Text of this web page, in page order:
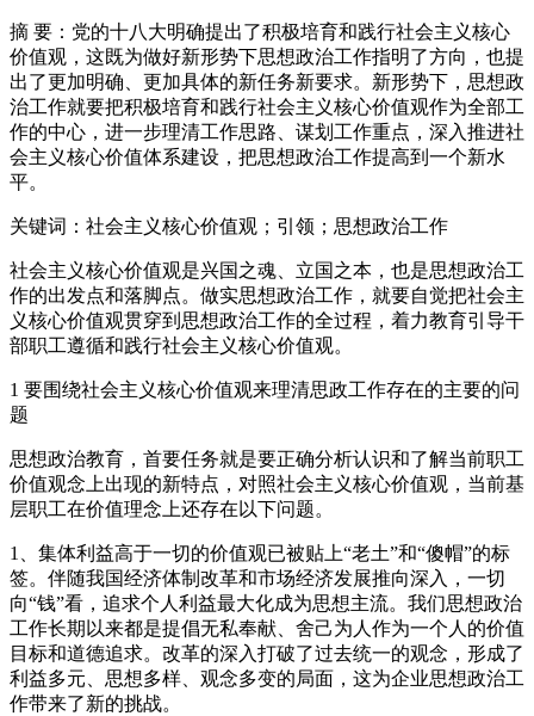
摘 要：党的十八大明确提出了积极培育和践行社会主义核心
价值观，这既为做好新形势下思想政治工作指明了方向，也提
出了更加明确、更加具体的新任务新要求。新形势下，思想政
治工作就要把积极培育和践行社会主义核心价值观作为全部工
作的中心，进一步理清工作思路、谋划工作重点，深入推进社
会主义核心价值体系建设，把思想政治工作提高到一个新水
平。
关键词：社会主义核心价值观；引领；思想政治工作
社会主义核心价值观是兴国之魂、立国之本，也是思想政治工
作的出发点和落脚点。做实思想政治工作，就要自觉把社会主
义核心价值观贯穿到思想政治工作的全过程，着力教育引导干
部职工遵循和践行社会主义核心价值观。
1 要围绕社会主义核心价值观来理清思政工作存在的主要的问
题
思想政治教育，首要任务就是要正确分析认识和了解当前职工
价值观念上出现的新特点，对照社会主义核心价值观，当前基
层职工在价值理念上还存在以下问题。
1、集体利益高于一切的价值观已被贴上“老土”和“傻帽”的标
签。伴随我国经济体制改革和市场经济发展推向深入，一切
向“钱”看，追求个人利益最大化成为思想主流。我们思想政治
工作长期以来都是提倡无私奉献、舍己为人作为一个人的价值
目标和道德追求。改革的深入打破了过去统一的观念，形成了
利益多元、思想多样、观念多变的局面，这为企业思想政治工
作带来了新的挑战。